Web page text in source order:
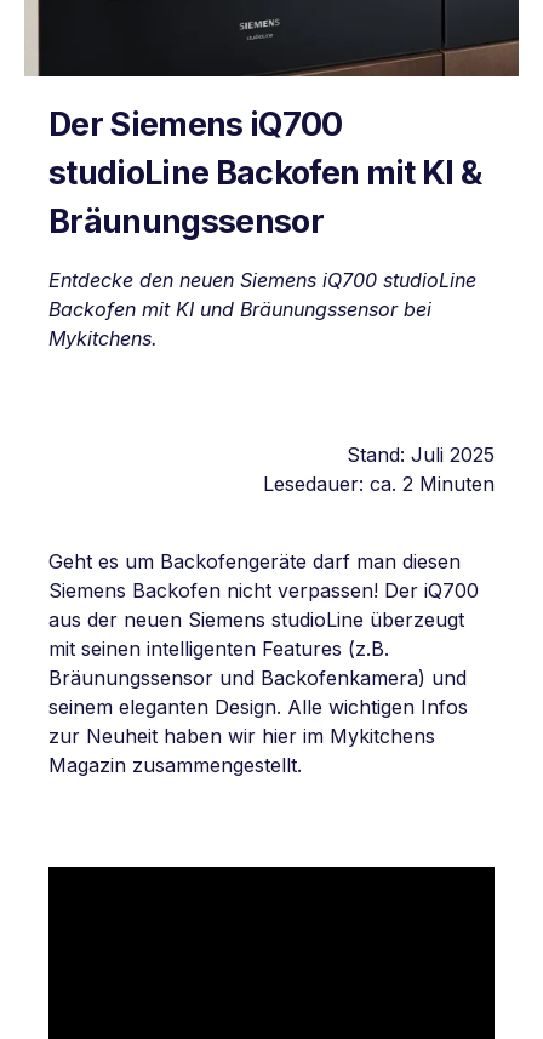
Der Siemens iQ700
studioLine Backofen mit KI &
Bräunungssensor
Entdecke den neuen Siemens iQ700 studioLine
Backofen mit KI und Bräunungssensor bei
Mykitchens.
Stand: Juli 2025
Lesedauer: ca. 2 Minuten
Geht es um Backofengeräte darf man diesen
Siemens Backofen nicht verpassen! Der iQ700
aus der neuen Siemens studioLine überzeugt
mit seinen intelligenten Features (z.B.
Bräunungssensor und Backofenkamera) und
seinem eleganten Design. Alle wichtigen Infos
zur Neuheit haben wir hier im Mykitchens
Magazin zusammengestellt.